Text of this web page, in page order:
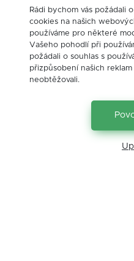
motivace
osobní zkušenost
poklesy
právo
psychologie
sazby
úrokové sazby
Rádi bychom vás požádali
cookies na našich
používáme pro některé
Vašeho pohodlí při
požádali o souhlas s
přizpůsobení našich
neobtěžovali.